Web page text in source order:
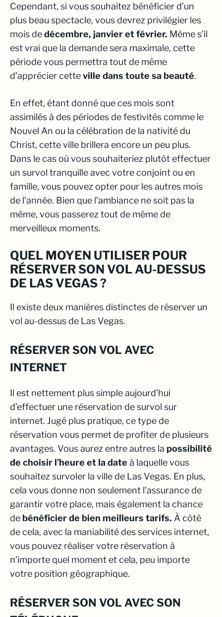
Cependant, si vous souhaitez bénéficier d’un
plus beau spectacle, vous devrez privilégier les
mois dedécembre, janvier et février. Même s’il
est vrai que la demande sera maximale, cette
période vous permettra tout de même
d’apprécier cetteville dans toute sa beauté.
En effet, étant donné que ces mois sont
assimilés à des périodes de festivités comme le
Nouvel An ou la célébration de la nativité du
Christ, cette ville brillera encore un peu plus.
Dans le cas où vous souhaiteriez plutôt effectuer
un survol tranquille avec votre conjoint ou en
famille, vous pouvez opter pour les autres mois
de l’année. Bien que l’ambiance ne soit pas la
même, vous passerez tout de même de
merveilleux moments.
QUEL MOYEN UTILISER POUR
RÉSERVER SON VOL AU-DESSUS
DE LAS VEGAS ?
Il existe deux manières distinctes de réserver un
vol au-dessus de Las Vegas.
RÉSERVER SON VOL AVEC
INTERNET
Il est nettement plus simple aujourd’hui
d’effectuer une réservation de survol sur
internet. Jugé plus pratique, ce type de
réservation vous permet de profiter de plusieurs
avantages. Vous aurez entre autres la possibilité
de choisir l’heure et la date à laquelle vous
souhaitez survoler la ville de Las Vegas. En plus,
cela vous donne non seulement l’assurance de
garantir votre place, mais également la chance
de bénéficier de bien meilleurs tarifs. À côté
de cela, avec la maniabilité des services internet,
vous pouvez réaliser votre réservation à
n’importe quel moment et cela, peu importe
votre position géographique.
RÉSERVER SON VOL AVEC SON